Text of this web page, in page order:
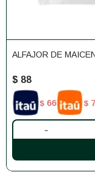
ALFAJOR DE
$ 88
$ 66 $
-